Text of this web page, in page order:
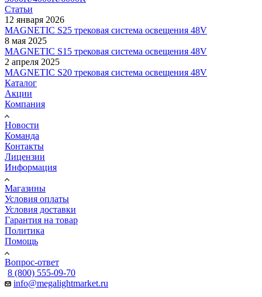
Статьи
12 января 2026
MAGNETIC S25 трековая система освещения 48V
8 мая 2025
MAGNETIC S15 трековая система освещения 48V
2 апреля 2025
MAGNETIC S20 трековая система освещения 48V
Каталог
Акции
Компания
Новости
Команда
Контакты
Лицензии
Информация
Магазины
Условия оплаты
Условия доставки
Гарантия на товар
Политика
Помощь
Вопрос-ответ
8 (800) 555-09-70
info@megalightmarket.ru